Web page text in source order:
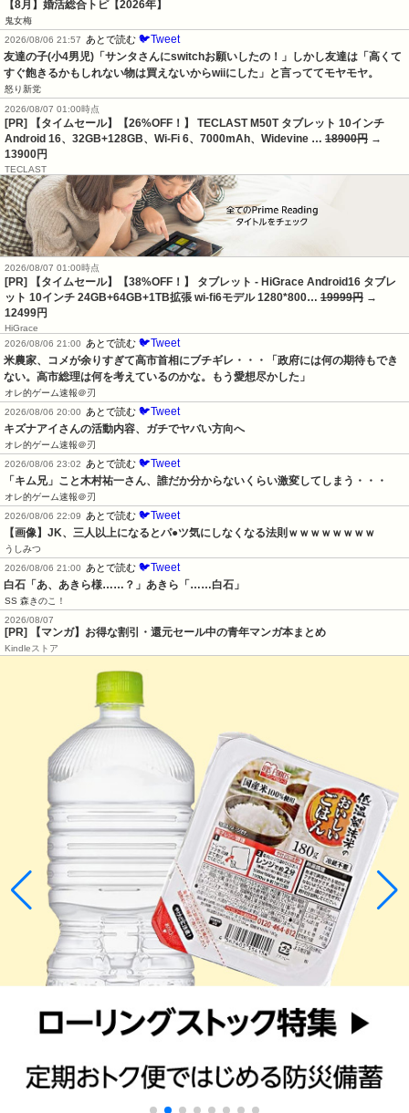
【8月】婚活総合トピ【2026年】
鬼女梅
2026/08/06 21:57
あとで読む 🐦Tweet
友達の子(小4男児)「サンタさんにswitchお願いしたの！」しかし友達は「高くて
すぐ飽きるかもしれない物は買えないからwiiにした」と言っててモヤモヤ。
怒り新党
2026/08/07 01:00時点
[PR] 【タイムセール】【26%OFF！】 TECLAST M50T タブレット 10インチ
Android 16、32GB+128GB、Wi-Fi 6、7000mAh、Widevine … 18900円 →
13900円
TECLAST
2026/08/07 01:00時点
[PR] 【タイムセール】【38%OFF！】 タブレット - HiGrace Android16 タブレ
ット 10インチ 24GB+64GB+1TB拡張 wi-fi6モデル 1280*800… 19999円 →
12499円
HiGrace
2026/08/06 21:00 あとで読む 🐦Tweet
米農家、コメが余りすぎて高市首相にブチギレ・・・「政府には何の期待もでき
ない。高市総理は何を考えているのかな。もう愛想尽かした」
オレ的ゲーム速報＠刃
2026/08/06 20:00 あとで読む 🐦Tweet
キズナアイさんの活動内容、ガチでヤバい方向へ
オレ的ゲーム速報＠刃
2026/08/06 23:02 あとで読む 🐦Tweet
「キム兄」こと木村祐一さん、誰だか分からないくらい激変してしまう・・・
オレ的ゲーム速報＠刃
2026/08/06 22:09 あとで読む 🐦Tweet
【画像】JK、三人以上になるとパ●ツ気にしなくなる法則ｗｗｗｗｗｗｗｗ
うしみつ
2026/08/06 21:00 あとで読む 🐦Tweet
白石「あ、あきら様……？」あきら「……白石」
SS 森きのこ！
2026/08/07
[PR] 【マンガ】お得な割引・還元セール中の青年マンガ本まとめ
Kindleストア